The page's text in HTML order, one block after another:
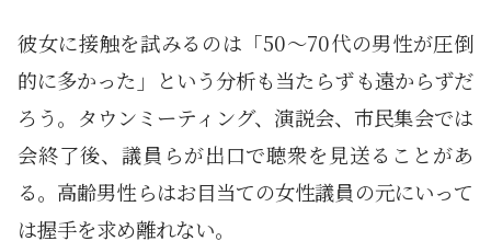
彼女に接触を試みるのは「50〜70代の男性が圧倒
的に多かった」という分析も当たらずも遠からずだ
ろう。タウンミーティング、演説会、市民集会では
会終了後、議員らが出口で聴衆を見送ることがあ
る。高齢男性らはお目当ての女性議員の元にいって
は握手を求め離れない。